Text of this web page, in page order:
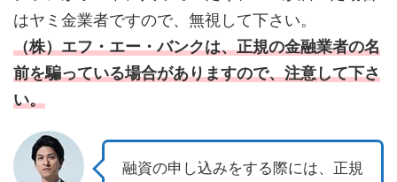
はヤミ金業者ですので、無視して下さい。
（株）エフ・エー・バンクは、正規の金融業者の名
前を騙っている場合がありますので、注意して下さ
い。
融資の申し込みをする際には、正規